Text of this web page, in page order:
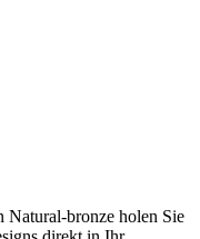
bronze holen Sie